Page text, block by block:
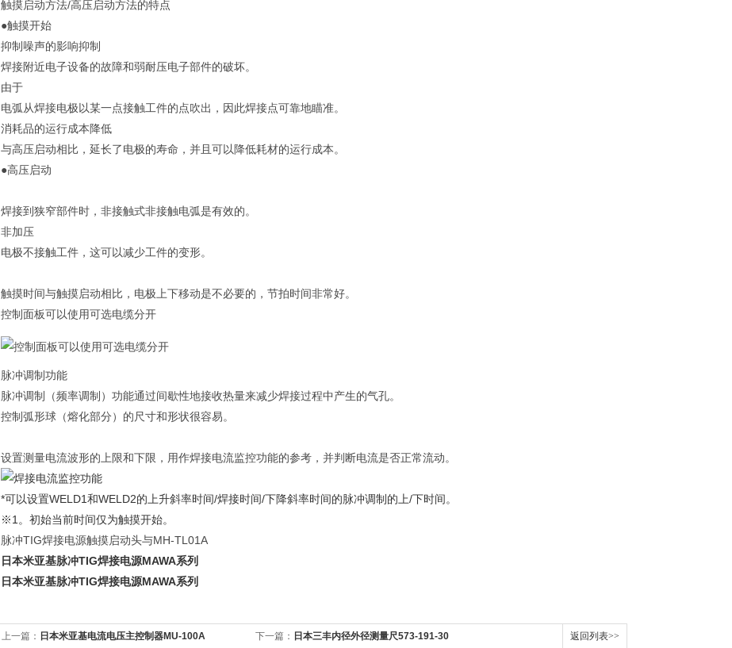
触摸启动方法/高压启动方法的特点
●触摸开始
抑制噪声的影响抑制
焊接附近电子设备的故障和弱耐压电子部件的破坏。
由于
电弧从焊接电极以某一点接触工件的点吹出，因此焊接点可靠地瞄准。
消耗品的运行成本降低
与高压启动相比，延长了电极的寿命，并且可以降低耗材的运行成本。
●高压启动
焊接到狭窄部件时，非接触式非接触电弧是有效的。
非加压
电极不接触工件，这可以减少工件的变形。
触摸时间与触摸启动相比，电极上下移动是不必要的，节拍时间非常好。
控制面板可以使用可选电缆分开
脉冲调制功能
脉冲调制（频率调制）功能通过间歇性地接收热量来减少焊接过程中产生的气孔。
控制弧形球（熔化部分）的尺寸和形状很容易。
设置测量电流波形的上限和下限，用作焊接电流监控功能的参考，并判断电流是否正常流动。
*可以设置WELD1和WELD2的上升斜率时间/焊接时间/下降斜率时间的脉冲调制的上/下时间。
※1。初始当前时间仅为触摸开始。
脉冲TIG焊接电源触摸启动头与MH-TL01A
日本米亚基脉冲TIG焊接电源MAWA系列
日本米亚基脉冲TIG焊接电源MAWA系列
上一篇： 日本米亚基电流电压主控制器MU-100A 下一篇： 日本三丰内径外径测量尺573-191-30 返回列表>>